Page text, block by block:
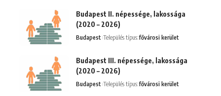
Budapest II. népessége, lakossága
(2020 – 2026)
Budapest Település típus:fővárosi kerület
Budapest III. népessége, lakossága
(2020 – 2026)
Budapest Település típus:fővárosi kerület